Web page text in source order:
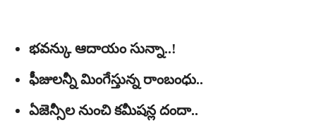
భవన్కు ఆదాయం సున్నా..!
ఫీజులన్నీ మింగేస్తున్న రాంబంధు..
ఏజెన్సీల నుంచి కమీషన్ల దందా..